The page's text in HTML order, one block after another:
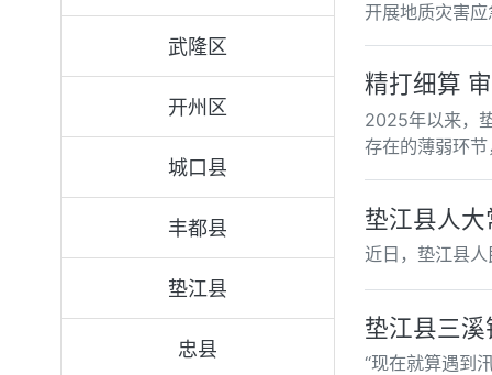
武隆区
开州区
城口县
丰都县
垫江县
忠县
开展地质灾害
精打细算
2025年以来，
存在的薄弱环
垫江县人
近日，垫江县
垫江县三
“现在就算遇到